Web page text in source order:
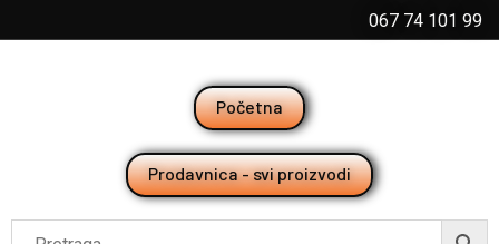
067 74 101 99
Početna
Prodavnica - svi proizvodi